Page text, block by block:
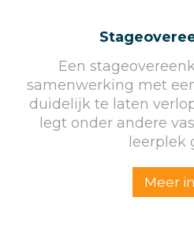
Een
samenwerking met
duidelijk te laten
legt onder andere
leerplek
Meer